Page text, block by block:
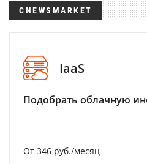
CNEWSMARKET
IaaS
Подобрать облачную
От 346 руб./месяц